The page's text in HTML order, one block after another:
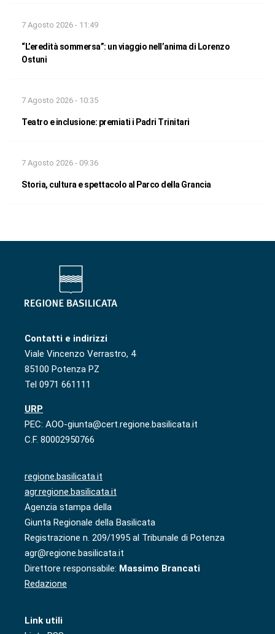
7 Agosto 2026 - 11:49
“L’eredità sommersa”: un viaggio nell’anima di Lorenzo
Ostuni
7 Agosto 2026 - 10:35
Teatro e inclusione: premiati i Padri Trinitari
7 Agosto 2026 - 09:36
Storia, cultura e spettacolo al Parco della Grancia
Contatti e indirizzi
Viale Vincenzo Verrastro, 4
85100 Potenza PZ
Tel 0971 661111
URP
PEC: AOO-giunta@cert.regione.basilicata.it
C.F. 80002950766
regione.basilicata.it
agr.regione.basilicata.it
Agenzia stampa della
Giunta Regionale della Basilicata
Registrazione n. 209/1995 al Tribunale di Potenza
agr@regione.basilicata.it
Direttore responsabile: Massimo Brancati
Redazione
Link utili